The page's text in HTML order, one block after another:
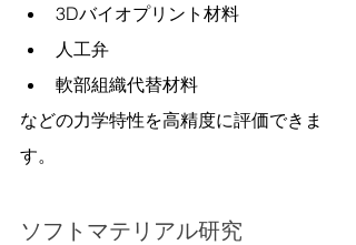
3Dバイオプリント材料
人工弁
軟部組織代替材料
などの力学特性を高精度に評価できま
す。
ソフトマテリアル研究